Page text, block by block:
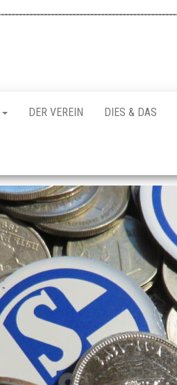
DER VEREIN DIES & DAS